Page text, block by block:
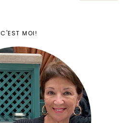
C'EST MOI!